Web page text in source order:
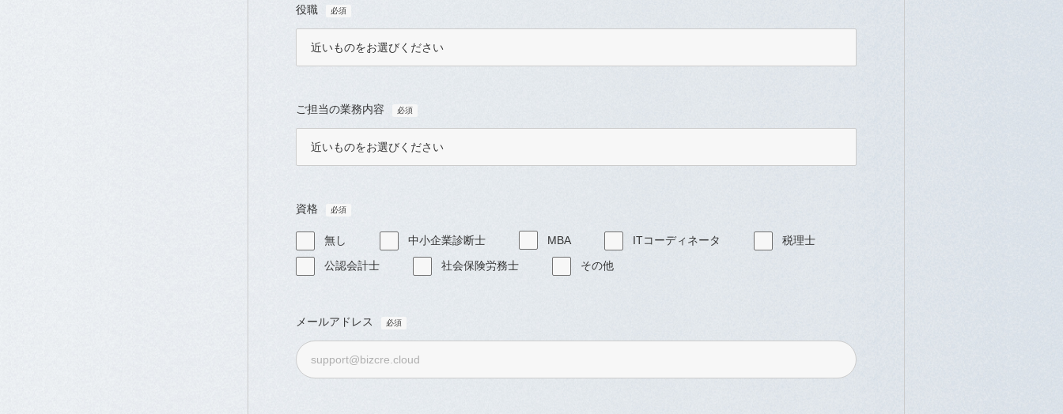
役職
ご担当の業務内容
資格
無し 中小企業診断士 MBA ITコーディネータ
税理士
公認会計士
社会保険労務士 その他
メールアドレス